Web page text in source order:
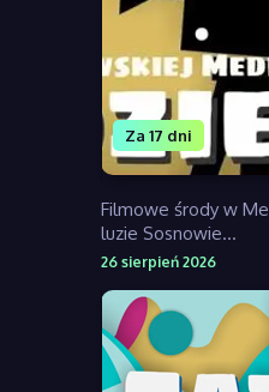
Filmowe środy w
luzie Sosnowie...
Za 17 dni
26 sierpień 2026